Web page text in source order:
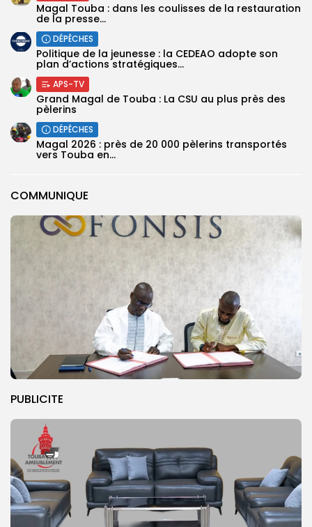
COMMUNIQUE
PUBLICITE
Magal Touba : dans les coulisses de la restauration
de la presse...
DÉPÊCHES
Politique de la jeunesse : la CEDEAO adopte son
plan d’actions stratégiques...
APS-TV
Grand Magal de Touba : La CSU au plus près des
pèlerins
DÉPÊCHES
Magal 2026 : près de 20 000 pèlerins transportés
vers Touba en...